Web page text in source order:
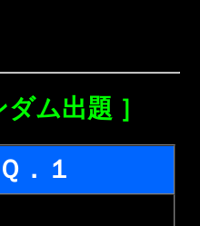
ダム出題 ］
Ｑ．１